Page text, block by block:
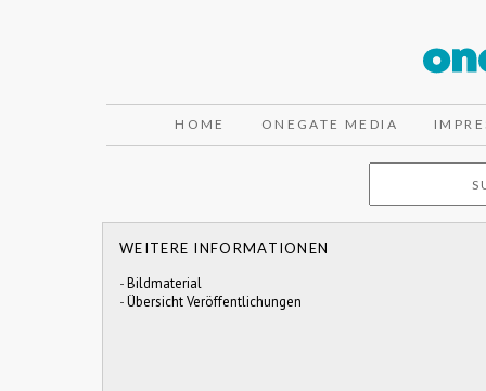
HOME ONEGATE MEDIA
WEITERE INFORMATIONEN
-Bildmaterial
-Übersicht Veröffentlichungen